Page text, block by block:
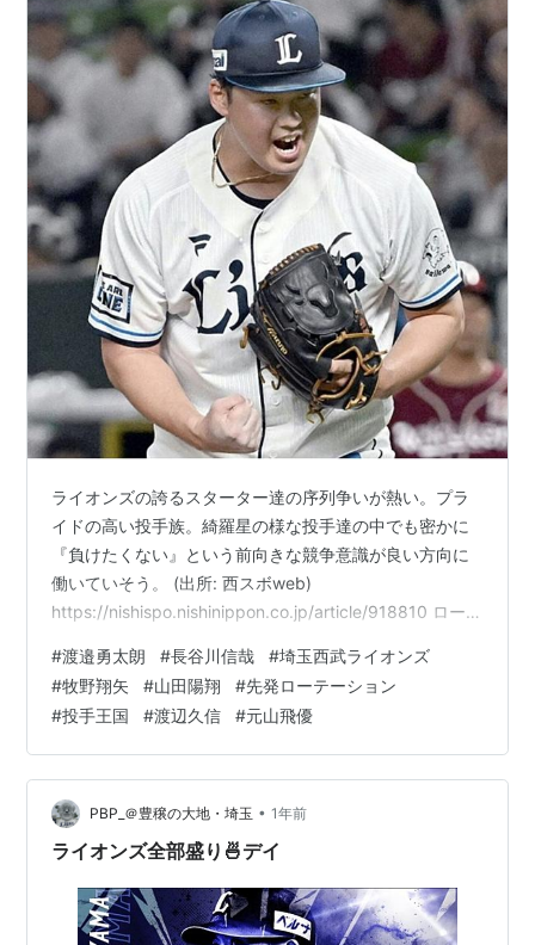
ライオンズの誇るスターター達の序列争いが熱い。プラ
イドの高い投手族。綺羅星の様な投手達の中でも密かに
『負けたくない』という前向きな競争意識が良い方向に
働いていそう。 (出所: 西スボweb)
https://nishispo.nishinippon.co.jp/article/918810 ローテ
に序列上位を狙う存在に？ 少しでも不様なピッチングを
したら御鉢は回ってこない。 ６枠を争う静かな闘いがラ
イオンズ程、高レベルで熱いところはないだろうと思
う。 当にその好循環が生んでるとも言えそうな、今日の
ナベUさん熱投❗️ youtu.be 堅守にも支…
#渡邉勇太朗 #長谷川信哉 #埼玉西武ライオンズ
#牧野翔矢 #山田陽翔 #先発ローテーション
#投手王国 #渡辺久信 #元山飛優
PBP_＠豊穣の大地・埼玉 • 1年前
ライオンズ全部盛り🍜デイ